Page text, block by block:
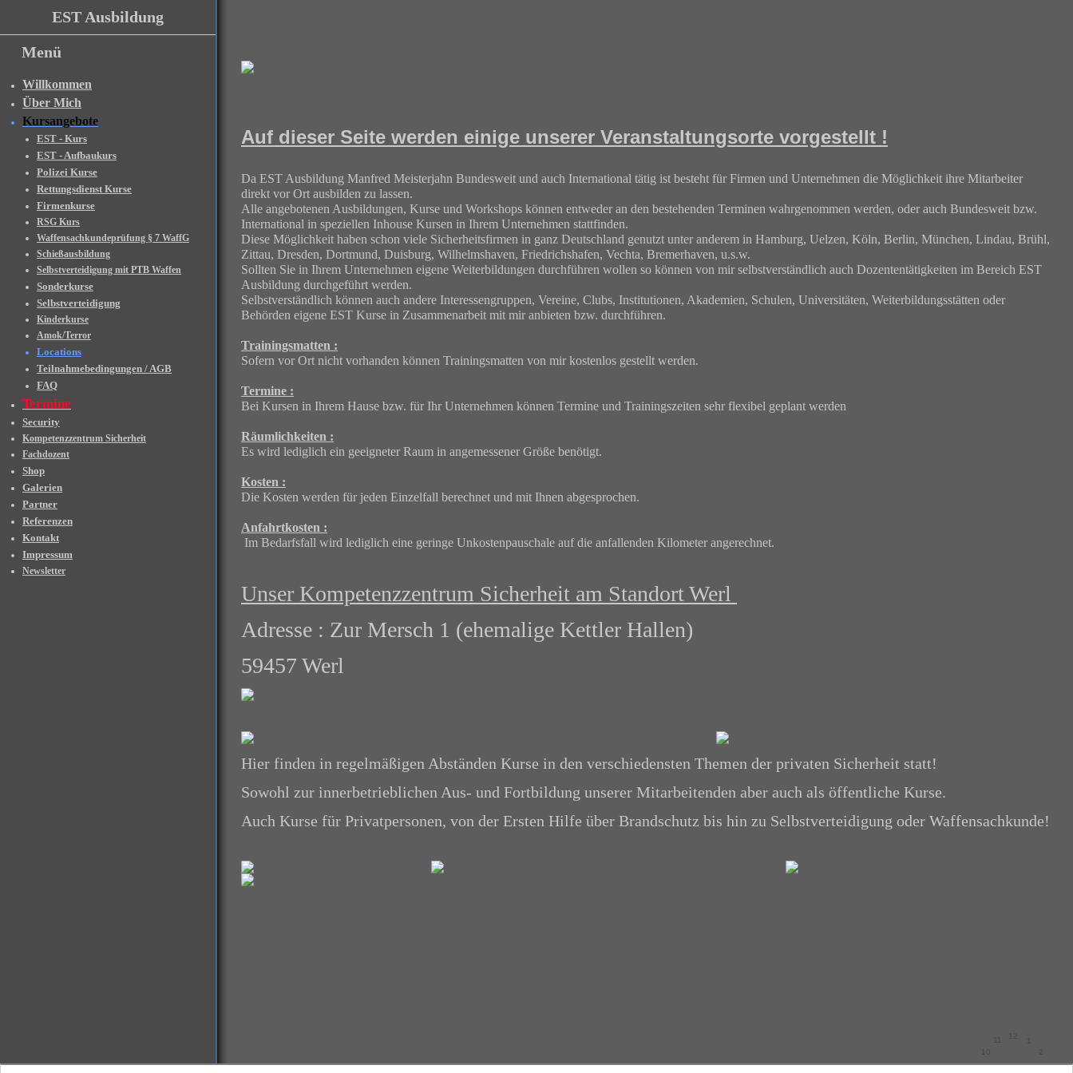
9
EST Ausbildung
Menü
Willkommen
Über Mich
Kursangebote
EST - Kurs
EST - Aufbaukurs
Polizei Kurse
Rettungsdienst Kurse
Firmenkurse
RSG Kurs
Waffensachkundeprüfung § 7 WaffG
Schießausbildung
Selbstverteidigung mit PTB Waffen
Sonderkurse
Selbstverteidigung
Kinderkurse
Amok/Terror
Locations
Teilnahmebedingungen / AGB
FAQ
Termine
Security
Kompetenzzentrum Sicherheit
Fachdozent
Shop
Galerien
Partner
Referenzen
Kontakt
Impressum
Newsletter
Auf dieser Seite werden einige unserer Veranstaltungsorte vorgestellt !
Da EST Ausbildung Manfred Meisterjahn Bundesweit und auch International tätig ist besteht für Firmen und Unternehmen die Möglichkeit ihre Mitarbeiter
direkt vor Ort ausbilden zu lassen.
Alle angebotenen Ausbildungen, Kurse und Workshops können entweder an den bestehenden Terminen wahrgenommen werden, oder auch Bundesweit bzw.
International in speziellen Inhouse Kursen in Ihrem Unternehmen stattfinden.
Diese Möglichkeit haben schon viele Sicherheitsfirmen in ganz Deutschland genutzt unter anderem in Hamburg, Uelzen, Köln, Berlin, München, Lindau, Brühl,
Zittau, Dresden, Dortmund, Duisburg, Wilhelmshaven, Friedrichshafen, Vechta, Bremerhaven, u.s.w.
Sollten Sie in Ihrem Unternehmen eigene Weiterbildungen durchführen wollen so können von mir selbstverständlich auch Dozententätigkeiten im Bereich EST
Ausbildung durchgeführt werden.
Selbstverständlich können auch andere Interessengruppen, Vereine, Clubs, Institutionen, Akademien, Schulen, Universitäten, Weiterbildungsstätten oder
Behörden eigene EST Kurse in Zusammenarbeit mit mir anbieten bzw. durchführen.
Trainingsmatten :
Sofern vor Ort nicht vorhanden können Trainingsmatten von mir kostenlos gestellt werden.
Termine :
Bei Kursen in Ihrem Hause bzw. für Ihr Unternehmen können Termine und Trainingszeiten sehr flexibel geplant werden
Räumlichkeiten :
Es wird lediglich ein geeigneter Raum in angemessener Größe benötigt.
Kosten :
Die Kosten werden für jeden Einzelfall berechnet und mit Ihnen abgesprochen.
Anfahrtkosten :
Im Bedarfsfall wird lediglich eine geringe Unkostenpauschale auf die anfallenden Kilometer angerechnet.
Unser Kompetenzzentrum Sicherheit am Standort Werl
Adresse : Zur Mersch 1 (ehemalige Kettler Hallen)
59457 Werl
Hier finden in regelmäßigen Abständen Kurse in den verschiedensten Themen der privaten Sicherheit statt!
Sowohl zur innerbetrieblichen Aus- und Fortbildung unserer Mitarbeitenden aber auch als öffentliche Kurse.
Auch Kurse für Privatpersonen, von der Ersten Hilfe über Brandschutz bis hin zu Selbstverteidigung oder Waffensachkunde!